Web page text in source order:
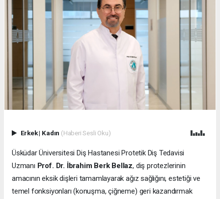
Erkek| Kadın (Haberi Sesli Oku)
Üsküdar Üniversitesi Diş Hastanesi Protetik Diş Tedavisi
Uzmanı Prof. Dr. İbrahim Berk Bellaz, diş protezlerinin
amacının eksik dişleri tamamlayarak ağız sağlığını, estetiği ve
temel fonksiyonları (konuşma, çiğneme) geri kazandırmak